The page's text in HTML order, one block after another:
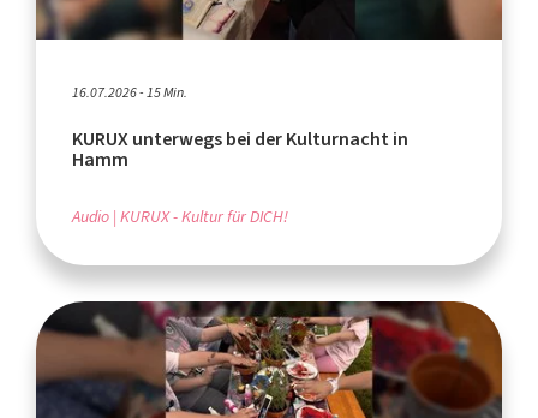
16.07.2026 - 15 Min.
KURUX unterwegs bei der Kulturnacht in
Hamm
Audio KURUX - Kultur für DICH!